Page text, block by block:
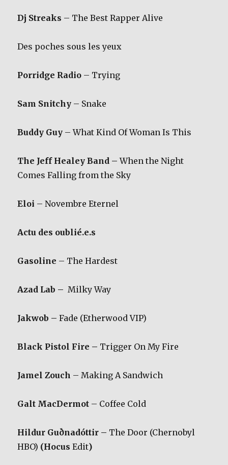
Dj Streaks – The Best Rapper Alive
Des poches sous les yeux
Porridge Radio – Trying
Sam Snitchy – Snake
Buddy Guy – What Kind Of Woman Is This
The Jeff Healey Band –When the Night
Comes Falling from the Sky
Eloi – Novembre Eternel
Actu des oublié.e.s
Gasoline – The Hardest
Azad Lab – Milky Way
Jakwob –Fade (Etherwood VIP)
Black Pistol Fire – Trigger On My Fire
Jamel Zouch – Making A Sandwich
Galt MacDermot – Coffee Cold
Hildur Guðnadóttir – The Door (Chernobyl
HBO) (Hocus Edit)